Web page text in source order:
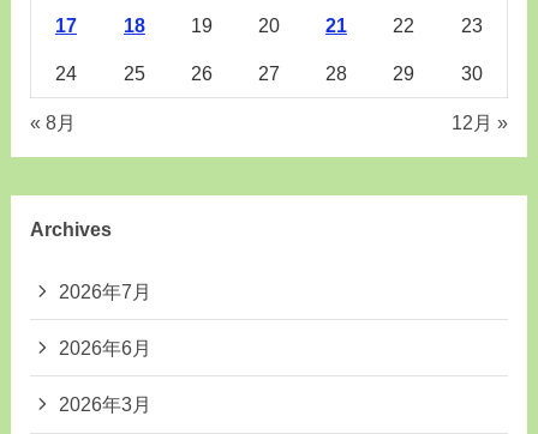
17 18 19 20 21 22 23
24 25 26 27 28 29 30
« 8月 12月 »
Archives
2026年7月
2026年6月
2026年3月